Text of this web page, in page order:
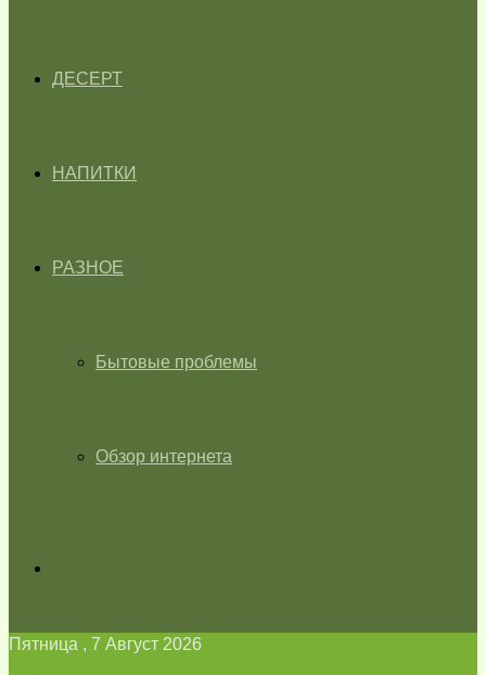
ДЕСЕРТ
НАПИТКИ
РАЗНОЕ
Бытовые проблемы
Обзор интернета
Пятница , 7 Август 2026